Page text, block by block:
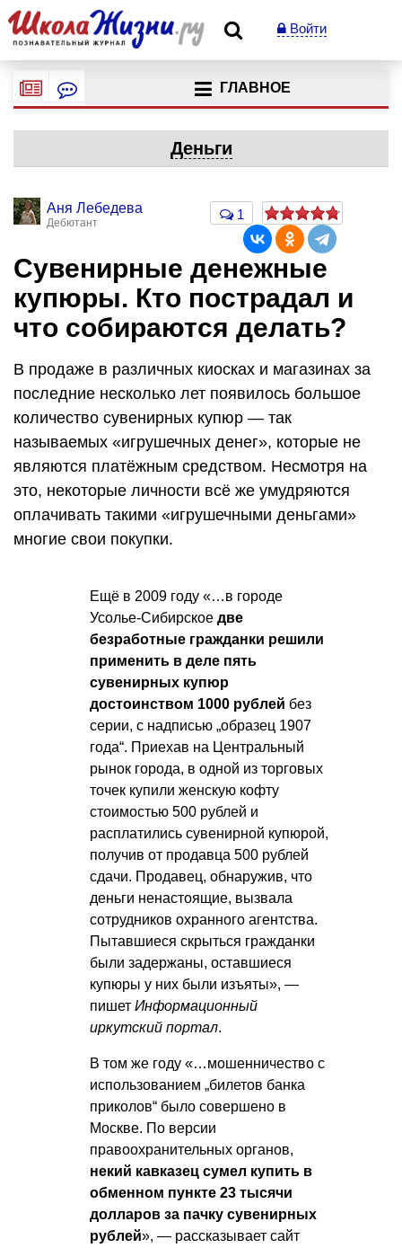
Войти
ГЛАВНОЕ
Деньги
Аня Лебедева
Дебютант
1
Сувенирные денежные
купюры. Кто пострадал и
что собираются делать?
В продаже в различных киосках и магазинах за
последние несколько лет появилось большое
количество сувенирных купюр — так
называемых «игрушечных денег», которые не
являются платёжным средством. Несмотря на
это, некоторые личности всё же умудряются
оплачивать такими «игрушечными деньгами»
многие свои покупки.
Ещё в 2009 году «…в городе
Усолье-Сибирское две
безработные гражданки решили
применить в деле пять
сувенирных купюр
достоинством 1000 рублей без
серии, с надписью „образец 1907
года“. Приехав на Центральный
рынок города, в одной из торговых
точек купили женскую кофту
стоимостью 500 рублей и
расплатились сувенирной купюрой,
получив от продавца 500 рублей
сдачи. Продавец, обнаружив, что
деньги ненастоящие, вызвала
сотрудников охранного агентства.
Пытавшиеся скрыться гражданки
были задержаны, оставшиеся
купюры у них были изъяты», —
пишет Информационный
иркутский портал.
В том же году «…мошенничество с
использованием „билетов банка
приколов“ было совершено в
Москве. По версии
правоохранительных органов,
некий кавказец сумел купить в
обменном пункте 23 тысячи
долларов за пачку сувенирных
рублей», — рассказывает сайт